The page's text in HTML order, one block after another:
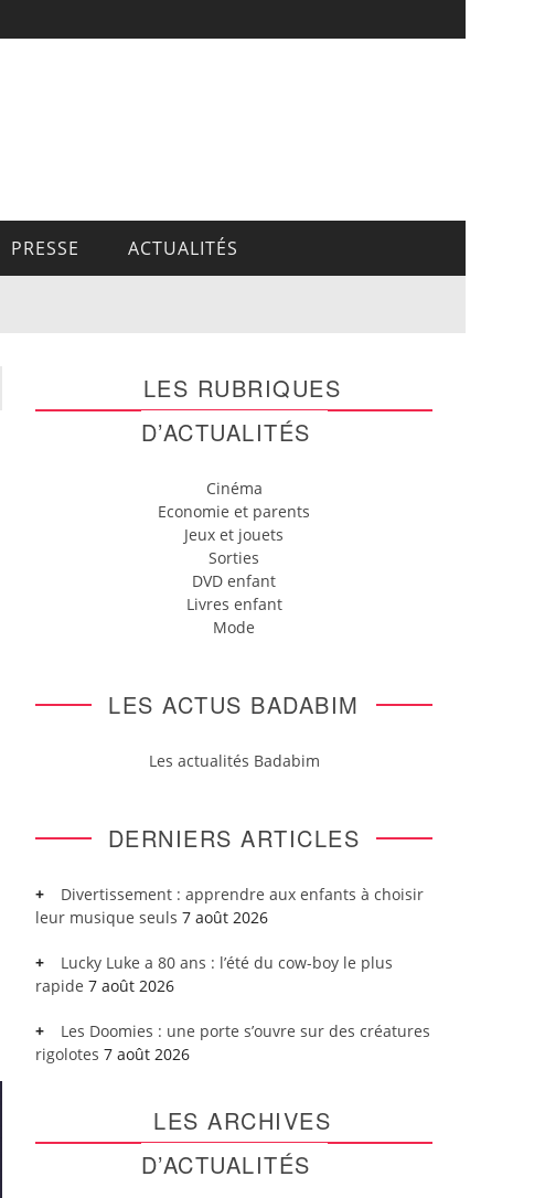
PRESSE ACTUALITÉS
LES RUBRIQUES
D’ACTUALITÉS
Cinéma
Economie et parents
Jeux et jouets
Sorties
DVD enfant
Livres enfant
Mode
LES ACTUS BADABIM
Les actualités Badabim
DERNIERS ARTICLES
Divertissement : apprendre aux enfants à choisir
leur musique seuls 7 août 2026
Lucky Luke a 80 ans : l’été du cow-boy le plus
rapide 7 août 2026
Les Doomies : une porte s’ouvre sur des créatures
rigolotes 7 août 2026
LES ARCHIVES
D’ACTUALITÉS